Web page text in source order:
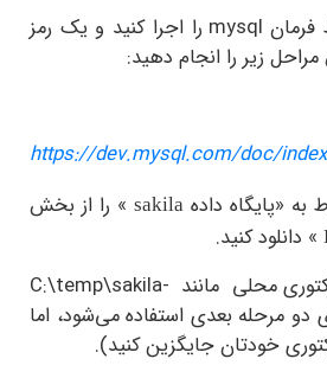
mysqlرا اجرا کنید و یک رمز
را انجام دهید:
https://dev.mysql.com/
دادهsakila» را از بخش
کنید.
مانندC:\temp\sakila-
بعدی استفاده می‌شود، اما
جایگزین کنید).